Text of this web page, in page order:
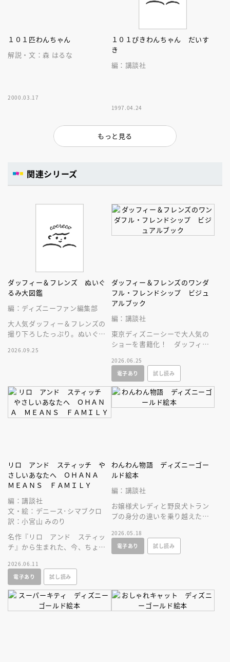
１０１匹わんちゃん
解説・文：森 はるな
2000.03.17
１０１ぴきわんちゃん だいす
き
編：講談社
1997.04.24
もっと見る
関連シリーズ
ダッフィー＆フレンズ ぬいぐ
るみ大図鑑
編：ディズニーファン編集部
大人気ダッフィー＆フレンズの
撮り下ろしたっぷり。ぬいぐる
2026.09.25
ダッフィー＆フレンズのワンダ
フル・フレンドシップ ビジュ
アルブック
編：講談社
東京ディズニーシーで大人気の
ショーを書籍化！ ダッフィー
い！ キャラクター紹介もある
よ♪
2026.06.25
電子あり
試し読み
リロ アンド スティッチ や
さしいあなたへ ＯＨＡＮＡ
ＭＥＡＮＳ ＦＡＭＩＬＹ
編：講談社
文・絵：デニース･シマブクロ
訳：小宮山 みのり
名作『リロ アンド スティッ
チ』から生まれた、今、ちょっ
／ギフトブック！
2026.06.11
電子あり
試し読み
わんわん物語 ディズニーゴー
ルド絵本
編：講談社
お嬢様犬レディと野良犬トラン
プの身分の違いを乗り越えた恋
ィを両はじから食べる有名なシ
ーンに注目！
2026.05.18
電子あり
試し読み